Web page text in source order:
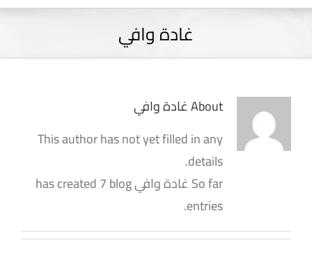
غادة وافي
Aboutغادة وافي
This author has not yet filled in any
details.
So far غادة وافي has created 7 blog
entries.